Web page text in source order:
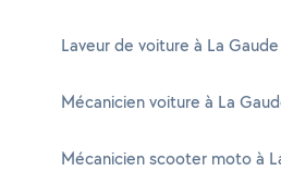
Laveur de voiture à La Gaude
Mécanicien voiture à La
Mécanicien scooter moto à